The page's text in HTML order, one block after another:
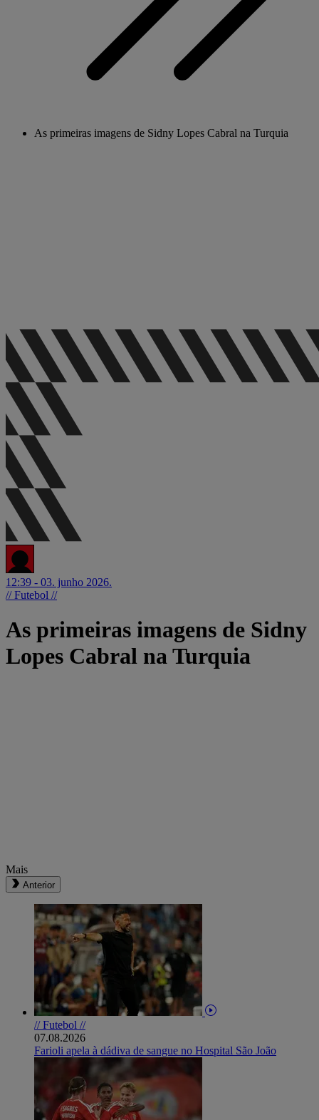
As primeiras imagens de Sidny Lopes Cabral na Turquia
12:39 - 03. junho 2026.
// Futebol //
As primeiras imagens de Sidny
Lopes Cabral na Turquia
Mais
Anterior
// Futebol //
07.08.2026
Farioli apela à dádiva de sangue no Hospital São João